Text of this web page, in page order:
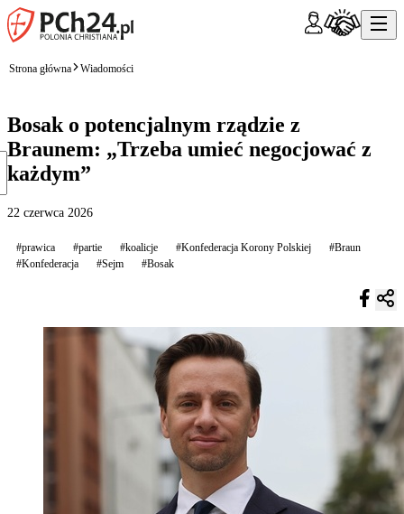
Strona główna Wiadomości
Bosak o potencjalnym rządzie z
Braunem: „Trzeba umieć negocjować z
każdym”
22 czerwca 2026
#prawica #partie #koalicje #Konfederacja Korony Polskiej
#Braun
#Konfederacja
#Sejm #Bosak